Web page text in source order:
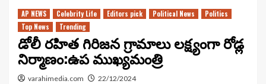
AP NEWS Celebrity Life Editors pick Political News
Politics
Top News
Trending
డోలీ రహిత గిరిజన గ్రామాలు లక్ష్యంగా రోడ్ల
నిర్మాణం:ఉప ముఖ్యమంత్రి
varahimedia.com 22/12/2024